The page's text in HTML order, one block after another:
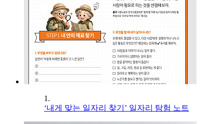
1.
‘내게 맞는 일자리 찾기’ 일자리 탐험 노트